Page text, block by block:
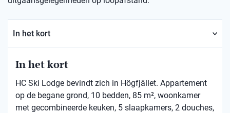
In het kort
In het kort
HC Ski Lodge bevindt zich in Högfjället. Appartement
op de begane grond, 10 bedden, 85 m², woonkamer
met gecombineerde keuken, 5 slaapkamers, 2 douches,